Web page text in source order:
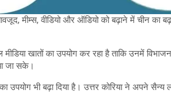
मीम्स, वीडियो और ऑडियो को बढ़ाने में चीन का
खातों का उपयोग कर रहा है ताकि उनमें
जा सके।
भी बढ़ा दिया है। उत्तर कोरिया ने अपने सैन्य